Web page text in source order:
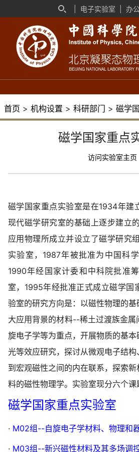
电子实验室 办
首页 > 机构设置 > 科研部门 > 磁学
磁学国家重点
访问实验室主页
磁学国家重点实验室是在1934年建
现代磁学研究室的基础上逐步建立
应用物理所成立并设立了磁学研究
实验室，1987年被批准为中国科
1990年经国家计委和中科院批准
室，1995年经批准正式成立磁学国
验室的研究方向是：以磁性物理的
大应用背景的材料--稀土过渡族金属
旋电子学等为重点，开展物质的基
光等效应研究，探讨从微观电子结
到宏观磁性之间的内在联系，探索
料的磁性物理学。实验室现分六个课
磁学国家重点实验室
· M02组--自旋电子学材料、物理和
· M03组--新兴磁性材料及其多场调